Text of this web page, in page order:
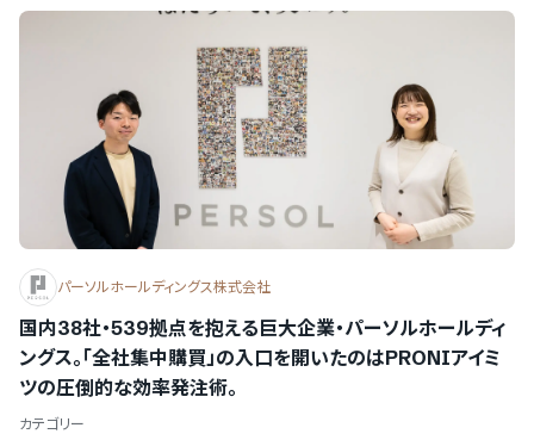
パーソルホールディングス株式会社
国内38社・539拠点を抱える巨大企業・パーソルホールディ
ングス。「全社集中購買」の入口を開いたのはPRONIアイミ
ツの圧倒的な効率発注術。
カテゴリー